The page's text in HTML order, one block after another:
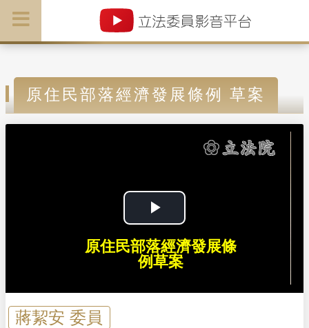
原住民部落經濟發展條例 草案
P
l
原住民部落經濟發展條
例草案
蔣絜安 委員